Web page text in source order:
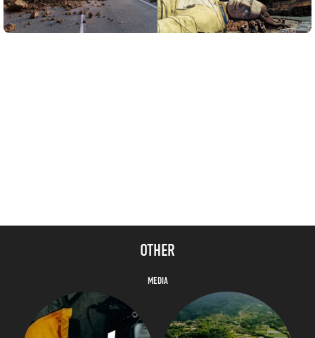
OTHER
MEDIA